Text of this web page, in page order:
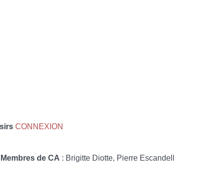
CONNEXION
Membres de CA : Brigitte Diotte, Pierre Escandell